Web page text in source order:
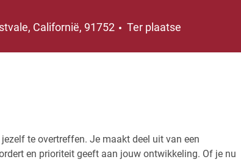
Californië, 91752 Ter plaatse
te overtreffen. Je maakt deel uit van een
en prioriteit geeft aan jouw ontwikkeling. Of je nu